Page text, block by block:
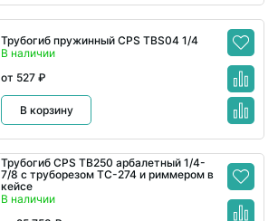
Трубогиб пружинный CPS TBS04 1/4
В наличии
от 527 ₽
В корзину
Трубогиб CPS TB250 арбалетный 1/4-
7/8 с труборезом TC-274 и риммером в
кейсе
В наличии